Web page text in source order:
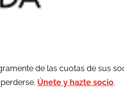
de las cuotas de sus
Únete y hazte socio.